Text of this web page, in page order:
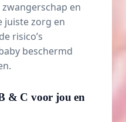
en
juiste zorg en
risico’s
beschermd
& C voor jou en